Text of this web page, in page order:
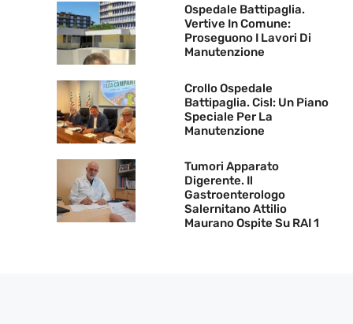
Ospedale Battipaglia.
Vertive In Comune:
Proseguono I Lavori Di
Manutenzione
Crollo Ospedale
Battipaglia. Cisl: Un Piano
Speciale Per La
Manutenzione
Tumori Apparato
Digerente. Il
Gastroenterologo
Salernitano Attilio
Maurano Ospite Su RAI 1